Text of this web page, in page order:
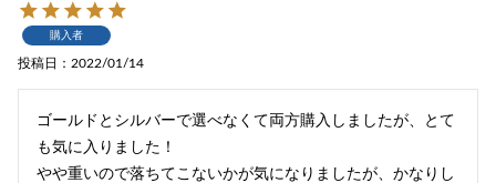
購入者
投稿日 2022/01/14
ゴールドとシルバーで選べなくて両方購入しましたが、とて
も気に入りました！
やや重いので落ちてこないかが気になりましたが、かなりし